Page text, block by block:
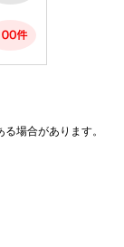
場合があります。